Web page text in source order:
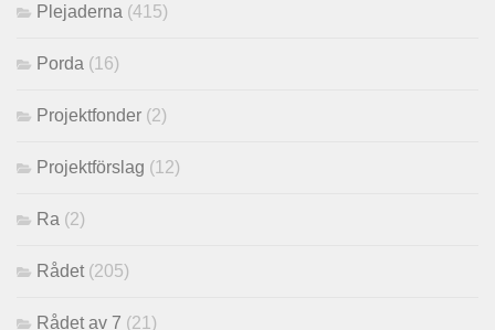
Plejaderna (415)
Porda (16)
Projektfonder (2)
Projektförslag (12)
Ra (2)
Rådet (205)
Rådet av 7 (21)